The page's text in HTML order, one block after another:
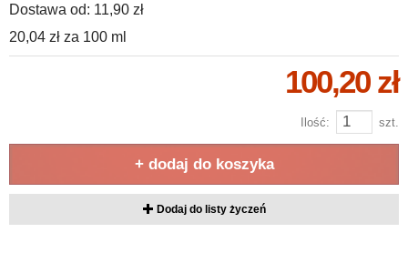
Dostawa od: 11,90 zł
20,04 zł za 100 ml
100,20 zł
Ilość: szt.
+ dodaj do koszyka
Dodaj do listy życzeń